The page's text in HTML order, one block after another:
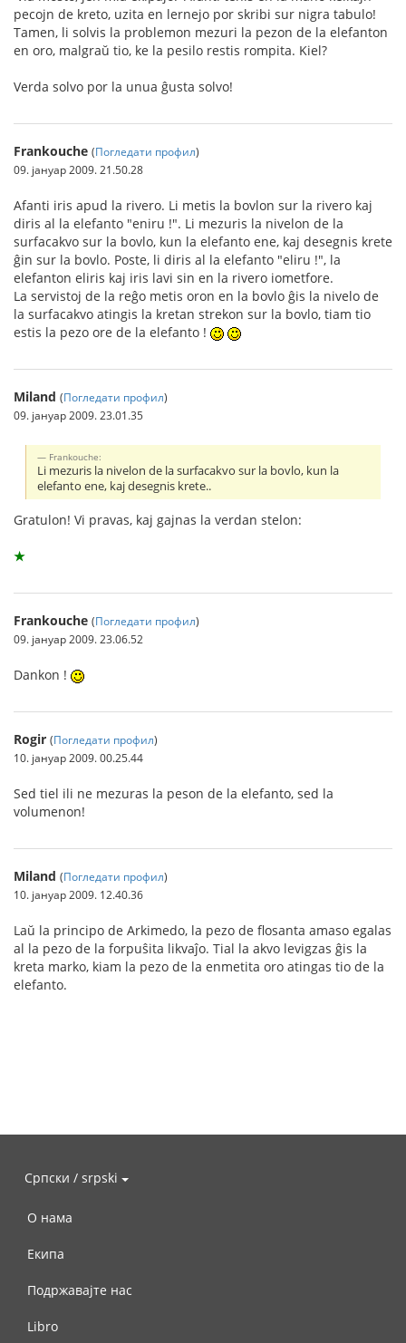
pecojn de kreto, uzita en lernejo por skribi sur nigra tabulo!
Tamen, li solvis la problemon mezuri la pezon de la elefanton
en oro, malgraŭ tio, ke la pesilo restis rompita. Kiel?
Verda solvo por la unua ĝusta solvo!
Frankouche (Погледати профил)
09. јануар 2009. 21.50.28
Afanti iris apud la rivero. Li metis la bovlon sur la rivero kaj
diris al la elefanto "eniru !". Li mezuris la nivelon de la
surfacakvo sur la bovlo, kun la elefanto ene, kaj desegnis krete
ĝin sur la bovlo. Poste, li diris al la elefanto "eliru !", la
elefanton eliris kaj iris lavi sin en la rivero iometfore.
La servistoj de la reĝo metis oron en la bovlo ĝis la nivelo de
la surfacakvo atingis la kretan strekon sur la bovlo, tiam tio
estis la pezo ore de la elefanto !
Miland (Погледати профил)
09. јануар 2009. 23.01.35
Frankouche:
Li mezuris la nivelon de la surfacakvo sur la bovlo, kun la
elefanto ene, kaj desegnis krete..
Gratulon! Vi pravas, kaj gajnas la verdan stelon:
★
Frankouche (Погледати профил)
09. јануар 2009. 23.06.52
Dankon !
Rogir (Погледати профил)
10. јануар 2009. 00.25.44
Sed tiel ili ne mezuras la peson de la elefanto, sed la
volumenon!
Miland (Погледати профил)
10. јануар 2009. 12.40.36
Laŭ la principo de Arkimedo, la pezo de flosanta amaso egalas
al la pezo de la forpuŝita likvaĵo. Tial la akvo levigzas ĝis la
kreta marko, kiam la pezo de la enmetita oro atingas tio de la
elefanto.
Српски / srpski
О нама
Екипа
Подржавајте нас
Libro